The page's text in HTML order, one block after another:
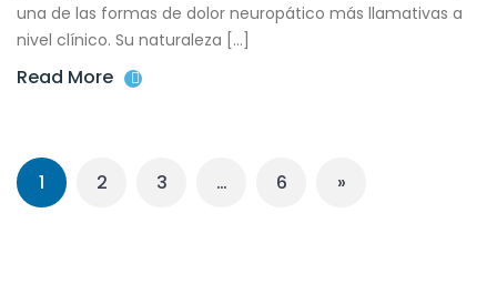
una de las formas de dolor neuropático más llamativas a
nivel clínico. Su naturaleza […]
Read More
1 2 3 … 6 »